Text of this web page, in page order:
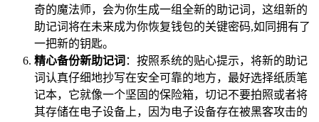
奇的魔法师，会为你生成一组全新的助记词，这组新的
助记词将在未来成为你恢复钱包的关键密码,如同拥有了
一把新的钥匙。
精心备份新助记词 ：按照系统的贴心提示，将新的助记
词认真仔细地抄写在安全可靠的地方，最好选择纸质笔
记本，它就像一个坚固的保险箱，切记不要拍照或者将
其存储在电子设备上，因为电子设备存在被黑客攻击的